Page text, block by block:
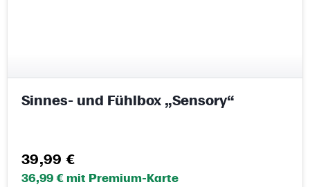
Sinnes- und Fühlbox „Sensory“
Regulärer Preis:
39,99 €
36,99 € mit Premium-Karte